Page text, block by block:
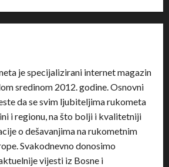
je specijalizirani internet magazin
sredinom 2012. godine. Osnovni
da se svim ljubiteljima rukometa
i regionu, na što bolji i kvalitetniji
o dešavanjima na rukometnim
Svakodnevno donosimo
vijesti iz Bosne i